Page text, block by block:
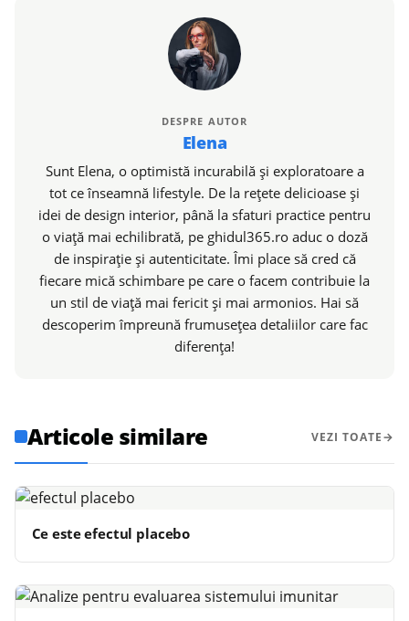
DESPRE AUTOR
Elena
Sunt Elena, o optimistă incurabilă și exploratoare a
tot ce înseamnă lifestyle. De la rețete delicioase și
idei de design interior, până la sfaturi practice pentru
o viață mai echilibrată, pe ghidul365.ro aduc o doză
de inspirație și autenticitate. Îmi place să cred că
fiecare mică schimbare pe care o facem contribuie la
un stil de viață mai fericit și mai armonios. Hai să
descoperim împreună frumusețea detaliilor care fac
diferența!
Articole similare VEZI TOATE
Ce este efectul placebo